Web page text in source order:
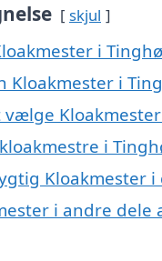
skjul
i
Kloakmester i
vælge
i
Kloakmester
i andre dele